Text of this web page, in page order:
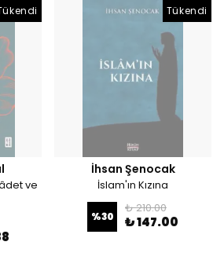
ve
Tükendi
İhsan Şenocak
İslam'ın Kızına
%30
₺ 210.00
₺ 147.00